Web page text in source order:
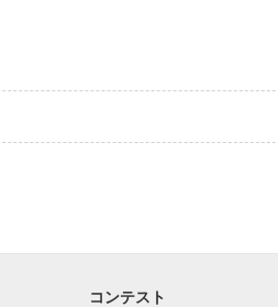
コンテスト